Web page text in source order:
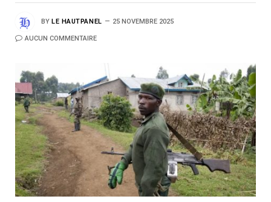
BY LE HAUTPANEL 25 NOVEMBRE 2025
AUCUN COMMENTAIRE